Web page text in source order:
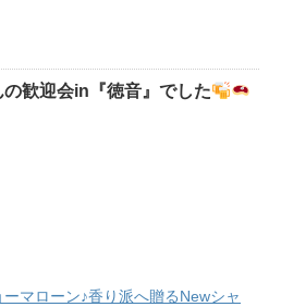
の歓迎会in『徳音』でした
マローン♪香り派へ贈るNewシャ